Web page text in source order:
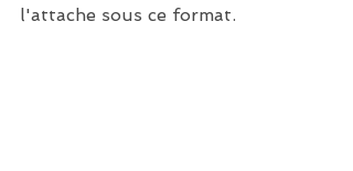
l'attache sous ce format.